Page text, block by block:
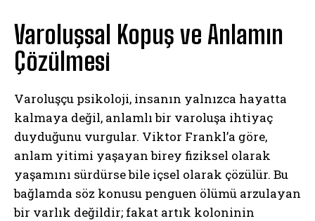
Varoluşsal Kopuş ve Anlamın
Çözülmesi
Varoluşçu psikoloji, insanın yalnızca hayatta
kalmaya değil, anlamlı bir varoluşa ihtiyaç
duyduğunu vurgular. Viktor Frankl’a göre,
anlam yitimi yaşayan birey fiziksel olarak
yaşamını sürdürse bile içsel olarak çözülür. Bu
bağlamda söz konusu penguen ölümü arzulayan
bir varlık değildir; fakat artık koloninin